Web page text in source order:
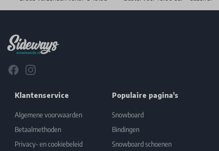
FacebookInstagram
Klantenservice
Algemene voorwaarden
Betaalmethoden
Privacy- en cookiebeleid
Populaire pagina's
Snowboard
Bindingen
Snowboard schoenen